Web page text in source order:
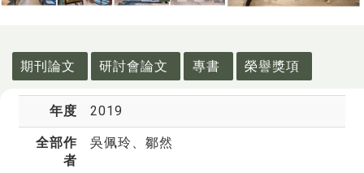
期刊論文
研討會論文 專書 榮譽獎項
年度 2019
全部作
者
吳佩玲 、鄒然